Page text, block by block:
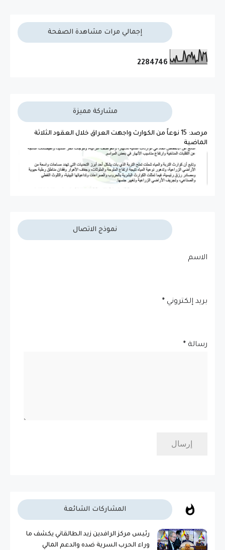
إجمالي مرات مشاهدة الصفحة
2284746
مشاركة مميزة
مرصد: 15 نوعاً من الكوارث واجهت العراق خلال العقود الثلاثة
الماضية
نموذج الاتصال
الاسم
بريد إلكتروني *
رسالة *
المشاركات الشائعة
رئيس مركز الرافدين زيد الطالقاني يكشف ما
وراء الحرب السرية ضده والدعم المالي